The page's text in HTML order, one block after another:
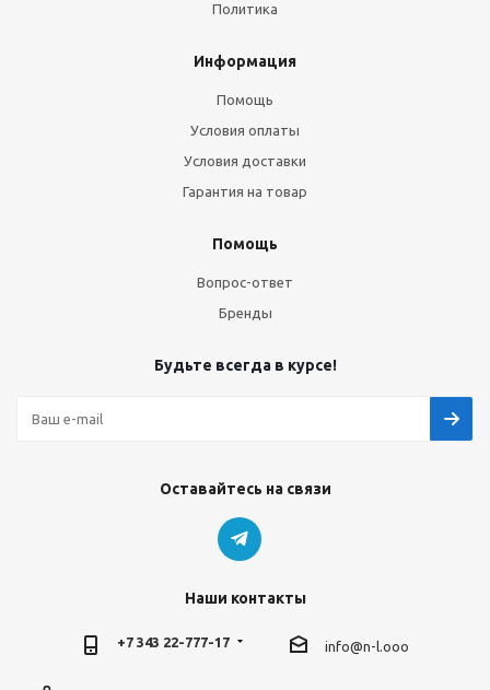
Политика
Информация
Помощь
Условия оплаты
Условия доставки
Гарантия на товар
Помощь
Вопрос-ответ
Бренды
Будьте всегда в курсе!
Оставайтесь на связи
Наши контакты
+7 343 22-777-17 info@n-l.ooo